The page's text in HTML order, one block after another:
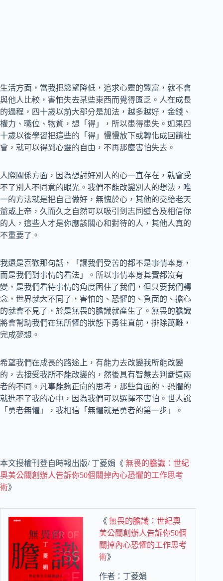
生活方面，當我把慾望降低，追求心靈的豐富，就不會
與他人比較，害怕失去某些東西而覺得匱乏。人在成長
的過程，四十歲以前大部分是加法，越多越好，金錢、
權力、職位、物質，想「得」，所以患得患失。如果四
十歲以後學習把這些的「得」慢慢放下或轉化成回饋社
會，就可以得到心靈的自由，不再那麼害怕失去。
人際關係方面，因為想討好別人的心一直存在，就會受
不了別人不同意的眼光。我們不能改變別人的想法，唯
一的方法就是把自己做好，無愧於心，其他的交給老天
爺或上帝，久而久之自然可以吸引到志同道合及相信你
的人，這些人才是你應該關心和對待的人，其他人真的
不重要了。
我還是喜歡那句話，「讓我們受苦的都不是事情本身，
而是我們對事情的看法」。所以事情本身其實都沒有
變，是我們看待事情的角度困住了我們，但只要我們轉
念，世界就大不同了，害怕的、恐懼的、負面的、擔心
的就會不見了，於是無畏的膽識就產生了。無畏的膽識
將會幫助我們在無所懼的狀態下勇往直前，排除萬難，
完成夢想。
希望我們在成長的路途上，有能力去改變我所能改變
的，去接受我所不能改變的，然後具有智慧去判斷這兩
者的不同。凡事能夠正向的思考，那些負面的、恐懼的
就進不了我的心中，因為我們可以選擇不害怕。世人說
「勇者無懼」，我相信「無懼就是勇者的第一步」。
本文授權刊登自時報出版/ 丁菱娟《 無畏的膽識：世紀
奧美公關創辦人告訴你50個關掉內心恐懼的工作思考
術》
《 無畏的膽識：世紀奧
美公關創辦人告訴你50個
關掉內心恐懼的工作思考
術》
作者：丁菱娟